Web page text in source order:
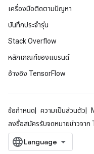
เครื่องมือติดตามปัญหา
บันทึกประจำรุ่น
Stack Overflow
หลักเกณฑ์ของแบรนด์
อ้างอิง TensorFlow
ข้อกำหนด ความเป็นส่วนตัว
ลงชื่อสมัครรับจดหมายข่าวจาก